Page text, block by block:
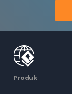
Produk